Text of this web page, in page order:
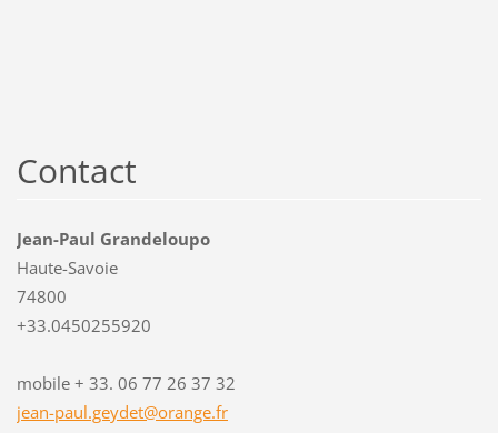
Contact
Jean-Paul Grandeloupo
Haute-Savoie
74800
+33.0450255920
mobile + 33. 06 77 26 37 32
jean-paul.geydet@orange.fr